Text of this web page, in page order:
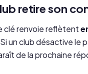
retire son
clé renvoie reflètent
un club désactive le
de la prochaine